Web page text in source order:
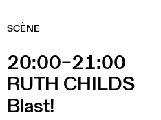
SCÈNE
20:00–21:00
RUTH CHILDS
Blast!